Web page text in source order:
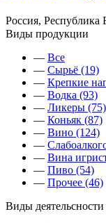
Россия, Республика
Виды продукции
— Все
— Сырьё (19)
— Крепкие
— Водка (93)
— Ликеры (75)
— Коньяк (87)
— Вино (124)
—
— Вина
— Пиво (54)
— Прочее (46)
Виды деятельсности